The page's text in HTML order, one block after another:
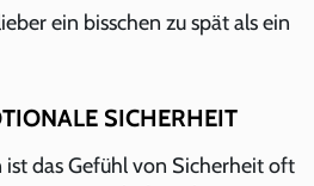
ein bisschen zu spät als ein
SICHERHEIT
ist das Gefühl von Sicherheit oft